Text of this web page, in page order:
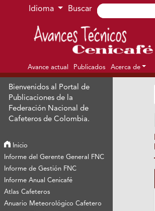
Ir al menú de navegación principal
Ir al contenido principal
Ir al pie de página del sitio
Idioma Buscar
Avance actual Publicados Acerca de
Bienvenidos al Portal de
Publicaciones de la
Federación Nacional de
Cafeteros de Colombia.
Inicio
Informe del Gerente General FNC
Informe de Gestión FNC
Informe Anual Cenicafé
Atlas Cafeteros
Anuario Meteorológico Cafetero